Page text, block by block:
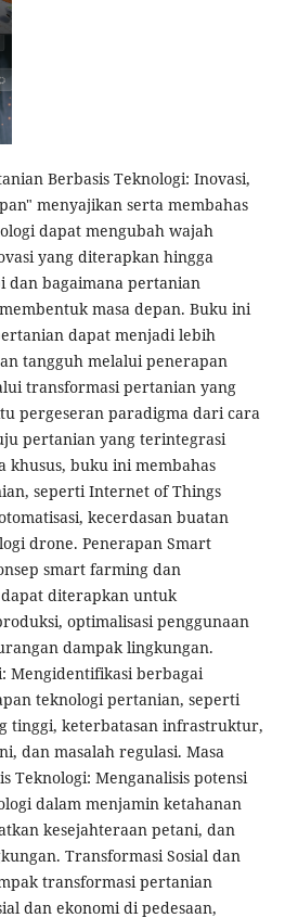
Berbasis Teknologi: Inovasi,
menyajikan serta membahas
dapat mengubah wajah
yang diterapkan hingga
dan bagaimana pertanian
masa depan. Buku ini
dapat menjadi lebih
tangguh melalui penerapan
transformasi pertanian yang
pergeseran paradigma dari cara
pertanian yang terintegrasi
khusus, buku ini membahas
seperti Internet of Things
kecerdasan buatan
drone. Penerapan Smart
smart farming dan
diterapkan untuk
optimalisasi penggunaan
dampak lingkungan.
Mengidentifikasi berbagai
teknologi pertanian, seperti
tinggi, keterbatasan infrastruktur,
dan masalah regulasi. Masa
Teknologi: Menganalisis potensi
dalam menjamin ketahanan
kesejahteraan petani, dan
Transformasi Sosial dan
transformasi pertanian
dan ekonomi di pedesaan,